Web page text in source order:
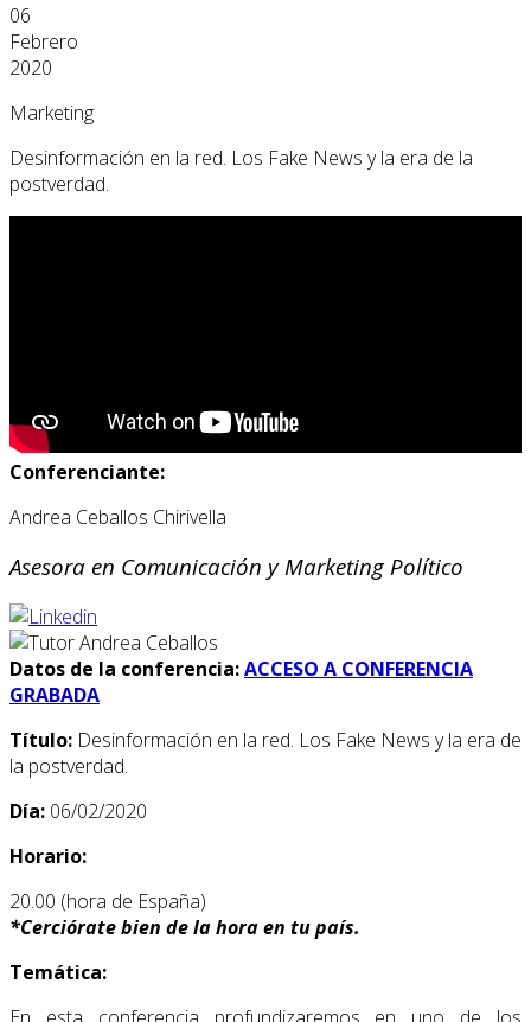
06
Febrero
2020
Marketing
Desinformación en la red. Los Fake News y la era de la
postverdad.
Conferenciante:
Andrea Ceballos Chirivella
Asesora en Comunicación y Marketing Político
Datos de la conferencia:ACCESO A CONFERENCIA
GRABADA
Título: Desinformación en la red. Los Fake News y la era de
la postverdad.
Día: 06/02/2020
Horario:
20.00 (hora de España)
*Cerciórate bien de la hora en tu país.
Temática: